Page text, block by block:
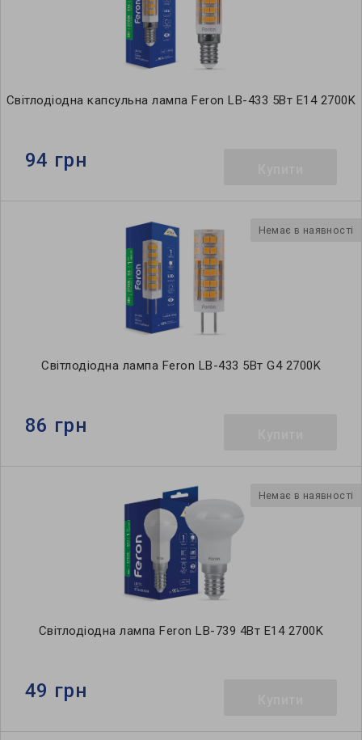
Світлодіодна капсульна лампа Feron LB-433 5Вт Е14 2700K
94 грн
Немає в наявності
Світлодіодна лампа Feron LB-433 5Вт G4 2700K
86 грн
Немає в наявності
Світлодіодна лампа Feron LB-739 4Вт E14 2700K
49 грн